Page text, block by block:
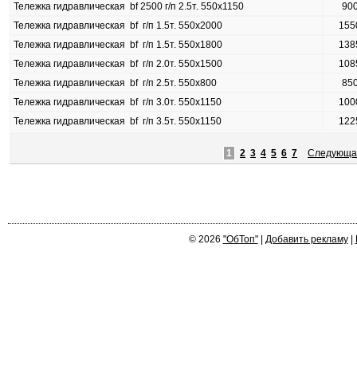
Тележка гидравлическая bf 2500 г/п 2.5т. 550х1150
Тележка гидравлическая bf г/п 1.5т. 550х2000
Тележка гидравлическая bf г/п 1.5т. 550х1800
Тележка гидравлическая bf г/п 2.0т. 550х1500
Тележка гидравлическая bf г/п 2.5т. 550х800
Тележка гидравлическая bf г/п 3.0т. 550х1150
Тележка гидравлическая bf г/п 3.5т. 550х1150
1 2 3 4 5 6 7
© 2026 "ОбТоп"| Добавить рекламу|